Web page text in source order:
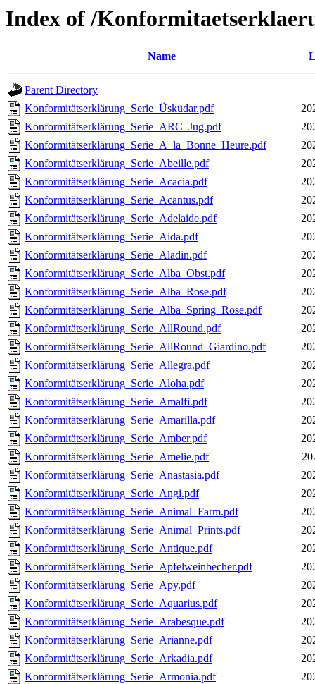
Index of /
Name
Parent Directory
Konformitätserklärung_Serie_Üsküdar.pdf
Konformitätserklärung_Serie_ARC_Jug.pdf
Konformitätserklärung_Serie_A_la_Bonne_Heure.pdf
Konformitätserklärung_Serie_Abeille.pdf
Konformitätserklärung_Serie_Acacia.pdf
Konformitätserklärung_Serie_Acantus.pdf
Konformitätserklärung_Serie_Adelaide.pdf
Konformitätserklärung_Serie_Aida.pdf
Konformitätserklärung_Serie_Aladin.pdf
Konformitätserklärung_Serie_Alba_Obst.pdf
Konformitätserklärung_Serie_Alba_Rose.pdf
Konformitätserklärung_Serie_Alba_Spring_Rose.pdf
Konformitätserklärung_Serie_AllRound.pdf
Konformitätserklärung_Serie_AllRound_Giardino.pdf
Konformitätserklärung_Serie_Allegra.pdf
Konformitätserklärung_Serie_Aloha.pdf
Konformitätserklärung_Serie_Amalfi.pdf
Konformitätserklärung_Serie_Amarilla.pdf
Konformitätserklärung_Serie_Amber.pdf
Konformitätserklärung_Serie_Amelie.pdf
Konformitätserklärung_Serie_Anastasia.pdf
Konformitätserklärung_Serie_Angi.pdf
Konformitätserklärung_Serie_Animal_Farm.pdf
Konformitätserklärung_Serie_Animal_Prints.pdf
Konformitätserklärung_Serie_Antique.pdf
Konformitätserklärung_Serie_Apfelweinbecher.pdf
Konformitätserklärung_Serie_Apy.pdf
Konformitätserklärung_Serie_Aquarius.pdf
Konformitätserklärung_Serie_Arabesque.pdf
Konformitätserklärung_Serie_Arianne.pdf
Konformitätserklärung_Serie_Arkadia.pdf
Konformitätserklärung_Serie_Armonia.pdf